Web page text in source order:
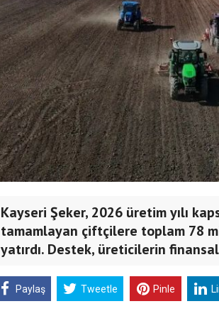
Kayseri Şeker, 2026 üretim yılı
tamamlayan çiftçilere toplam 78
yatırdı. Destek, üreticilerin
Paylaş Tweetle Pinle